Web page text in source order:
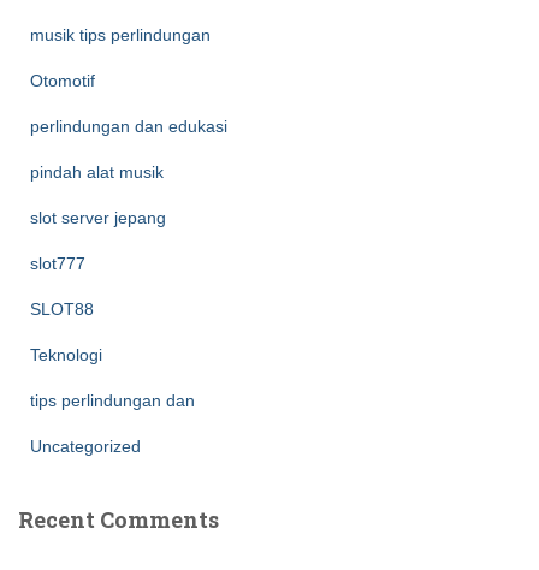
musik tips perlindungan
Otomotif
perlindungan dan edukasi
pindah alat musik
slot server jepang
slot777
SLOT88
Teknologi
tips perlindungan dan
Uncategorized
Recent Comments